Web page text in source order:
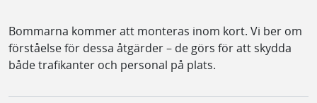
Bommarna kommer att monteras inom kort. Vi ber om
förståelse för dessa åtgärder – de görs för att skydda
både trafikanter och personal på plats.